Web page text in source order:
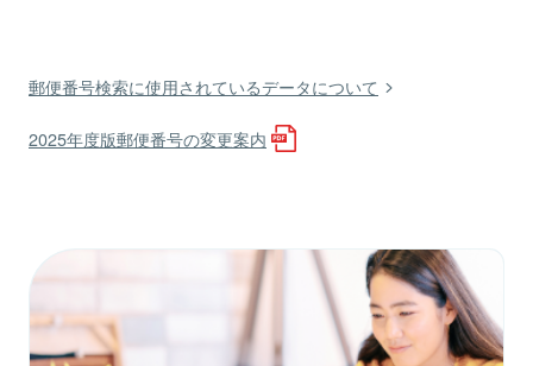
郵便番号検索に使用されているデータについて
2025年度版郵便番号の変更案内